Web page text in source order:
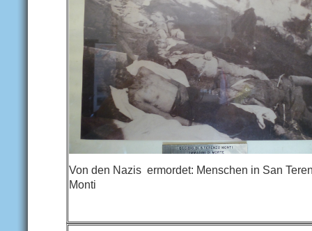
Von den Nazis ermordet: Menschen in San
Monti